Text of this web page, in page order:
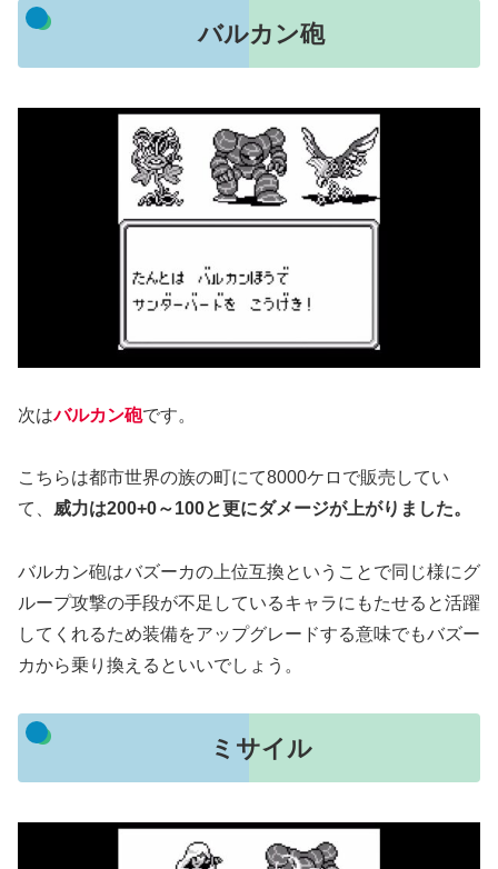
バルカン砲
次はバルカン砲です。
こちらは都市世界の族の町にて8000ケロで販売してい
て、 威力は200+0～100と更にダメージが上がりました。
バルカン砲はバズーカの上位互換ということで同じ様にグ
ループ攻撃の手段が不足しているキャラにもたせると活躍
してくれるため装備をアップグレードする意味でもバズー
カから乗り換えるといいでしょう。
ミサイル